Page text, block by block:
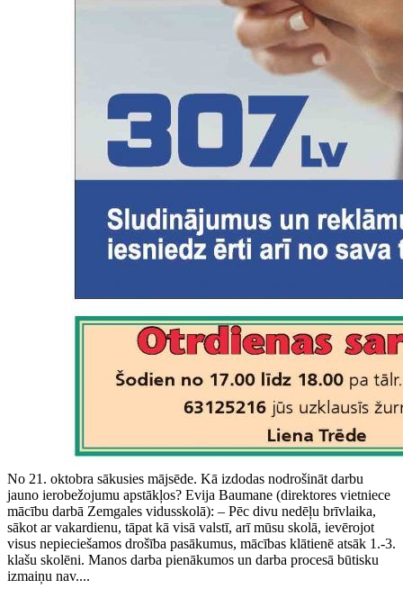
No 21. oktobra sākusies mājsēde. Kā izdodas nodrošināt darbu
jauno ierobežojumu apstākļos? Evija Baumane (direktores vietniece
mācību darbā Zemgales vidusskolā): – Pēc divu nedēļu brīvlaika,
sākot ar vakardienu, tāpat kā visā valstī, arī mūsu skolā, ievērojot
visus nepieciešamos drošība pasākumus, mācības klātienē atsāk 1.-3.
klašu skolēni. Manos darba pienākumos un darba procesā būtisku
izmaiņu nav....